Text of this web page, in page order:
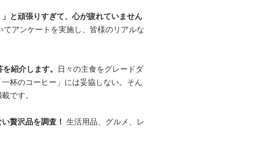
と頑張りすぎて、心が疲れていません
アンケートを実施し、皆様のリアルな
紹介します。
日々の主食をグレードダ
杯のコーヒー」には妥協しない。そん
です。
贅沢品を調査！ 生活用品、グルメ、レ